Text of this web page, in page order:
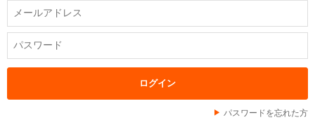
パスワードを忘れた方